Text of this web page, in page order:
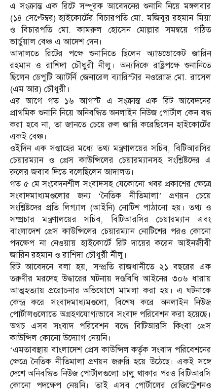
এ সংক্রান্ত এক রিটে সম্পূরক আবেদনের শুনানি নিয়ে মঙ্গলবার
(১৪ সেপ্টেম্বর) হাইকোর্টের বিচারপতি মো. মজিবুর রহমান মিয়া
ও বিচারপতি মো. কামরুল হোসেন মোল্লার সমন্বয়ে গঠিত
ভার্চুয়াল বেঞ্চ এ আদেশ দেন।
আদালতে রিটের পক্ষে শুনানিতে ছিলেন অ্যাডভোকেট জারিন
রহমান ও রাশিদা চৌধুরী নীলু। অন্যদিকে রাষ্ট্রপক্ষে শুনানিতে
ছিলেন ডেপুটি অ্যাটর্নি জেনারেল ব্যারিস্টার নওরোজ মো. রাসেল
(এম আর) চৌধুরী।
এর আগে গত ১৬ আগস্ট এ সংক্রান্ত এক রিট আবেদনের
প্রাথমিক শুনানি নিয়ে অনিবন্ধিত অনলাইন নিউজ পোর্টাল কেন বন্ধ
করা হবে না, তা জানতে চেয়ে রুল জারি করেছিলেন হাইকোর্টের
একই বেঞ্চ।
ওইদিন এক সপ্তাহের মধ্যে তথ্য মন্ত্রণালয়ের সচিব, বিটিআরসির
চেয়ারম্যান ও প্রেস কাউন্সিলের চেয়ারম্যানসহ সংশ্লিষ্টদের এ
রুলের জবাব দিতে বলেছিলেন আদালত।
গত ৫ মে সংবেদনশীল সংবাদসহ যেকোনো খবর প্রকাশের ক্ষেত্রে
সংবাদমাধ্যমগুলোর জন্য ‘নৈতিক নীতিমালা’ প্রণয়ন চেয়ে
সংশ্লিষ্টদের প্রতি লিগ্যাল (আইনি) নোটিশ পাঠানো হয়। তথ্য ও
সম্প্রচার মন্ত্রণালয়ের সচিব, বিটিআরসির চেয়ারম্যান এবং
বাংলাদেশ প্রেস কাউন্সিলের চেয়ারম্যান নোটিশের পরও কোনো
পদক্ষেপ না নেওয়ায় হাইকোর্টে রিট দায়ের করেন আইনজীবী
জারিন রহমান ও রাশিদা চৌধুরী নীলু।
রিট আবেদনে বলা হয়, সম্প্রতি রাজধানীতে ২১ বছরের এক
তরুণীর মরদেহ উদ্ধারের ঘটনায় দণ্ডবিধি আইনের ৩০৬ ধারায়
আত্মহত্যায় প্ররোচনার অভিযোগে মামলা করা হয়। এ ঘটনাকে
কেন্দ্র করে সংবাদমাধ্যমগুলো, বিশেষ করে অনলাইন নিউজ
পোর্টালগুলোতে অগ্রহণযোগ্যভাবে সংবাদ পরিবেশন করা হয়েছে।
অথচ এসব সংবাদ পরিবেশন বন্ধে বিটিআরসি কিংবা প্রেস
কাউন্সিল কোনো উদ্যোগ নেয়নি।
‘এমতাবস্থায় বাংলাদেশ প্রেস কাউন্সিল কর্তৃক সংবাদ পরিবেশনের
ক্ষেত্রে নৈতিক নীতিমালা প্রণয়ন জরুরি হয়ে উঠেছে। একই সঙ্গে
দেশে অনিবন্ধিত নিউজ পোর্টালগুলো চালু থাকার পরও বিটিআরসি
কোনো পদক্ষেপ নেয়নি। তাই এসব পোর্টালের রেজিস্ট্রেশনও